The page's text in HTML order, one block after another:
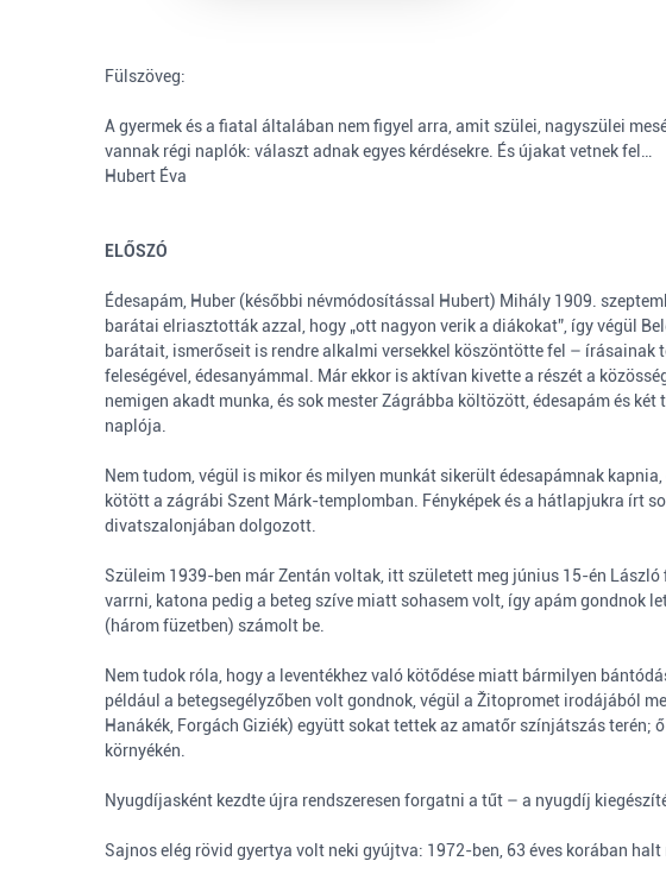
Fülszöveg:
A gyermek és a fiatal általában nem figyel arra, amit szülei, nagyszülei
vannak régi naplók: választ adnak egyes kérdésekre. És újakat vetnek fel…
Hubert Éva
ELŐSZÓ
Édesapám, Huber (későbbi névmódosítással Hubert) Mihály 1909.
barátai elriasztották azzal, hogy „ott nagyon verik a diákokat”, így végül
barátait, ismerőseit is rendre alkalmi versekkel köszöntötte fel –
feleségével, édesanyámmal. Már ekkor is aktívan kivette a részét a
nemigen akadt munka, és sok mester Zágrábba költözött, édesapám és
naplója.
Nem tudom, végül is mikor és milyen munkát sikerült édesapámnak
kötött a zágrábi Szent Márk-templomban. Fényképek és a hátlapjukra írt
divatszalonjában dolgozott.
Szüleim 1939-ben már Zentán voltak, itt született meg június 15-én
varrni, katona pedig a beteg szíve miatt sohasem volt, így apám gondnok
(három füzetben) számolt be.
Nem tudok róla, hogy a leventékhez való kötődése miatt bármilyen
például a betegsegélyzőben volt gondnok, végül a Žitopromet irodájából
Hanákék, Forgách Giziék) együtt sokat tettek az amatőr színjátszás terén;
környékén.
Nyugdíjasként kezdte újra rendszeresen forgatni a tűt – a nyugdíj
Sajnos elég rövid gyertya volt neki gyújtva: 1972-ben, 63 éves korában